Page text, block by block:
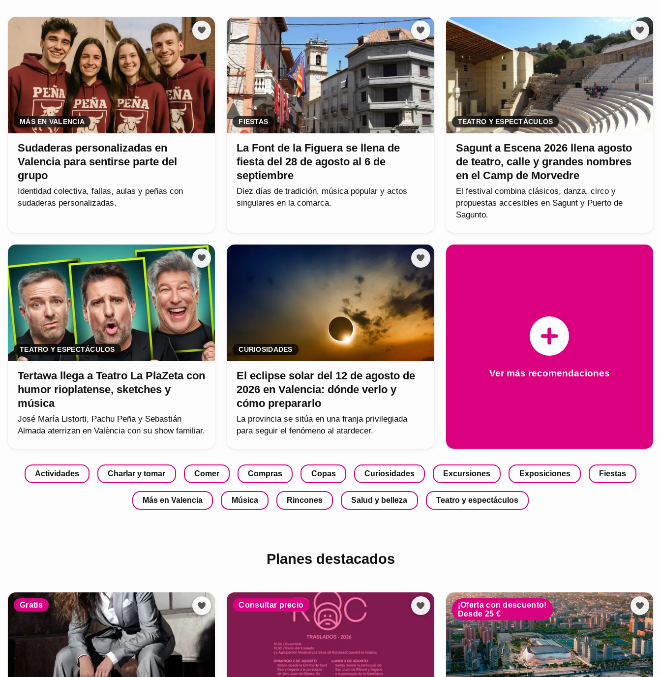
MÁS EN VALENCIA
Sudaderas personalizadas en
Valencia para sentirse parte del
grupo
Identidad colectiva, fallas, aulas y peñas con
sudaderas personalizadas.
FIESTAS
La Font de la Figuera se llena de
fiesta del 28 de agosto al 6 de
septiembre
Diez días de tradición, música popular y actos
singulares en la comarca.
TEATRO Y ESPECTÁCULOS
Sagunt a Escena 2026 llena agosto
de teatro, calle y grandes nombres
en el Camp de Morvedre
El festival combina clásicos, danza, circo y
propuestas accesibles en Sagunt y Puerto de
Sagunto.
TEATRO Y ESPECTÁCULOS
Tertawa llega a Teatro La PlaZeta con
humor rioplatense, sketches y
música
José María Listorti, Pachu Peña y Sebastián
Almada aterrizan en València con su show familiar.
CURIOSIDADES
El eclipse solar del 12 de agosto de
2026 en Valencia: dónde verlo y
cómo prepararlo
La provincia se sitúa en una franja privilegiada
para seguir el fenómeno al atardecer.
Ver más recomendaciones
Actividades Charlar y tomar Comer Compras Copas Curiosidades Excursiones Exposiciones Fiestas
Más en Valencia Música Rincones Salud y belleza Teatro y espectáculos
Planes destacados
Gratis Consultar precio
¡Oferta con descuento!
Desde 25 €